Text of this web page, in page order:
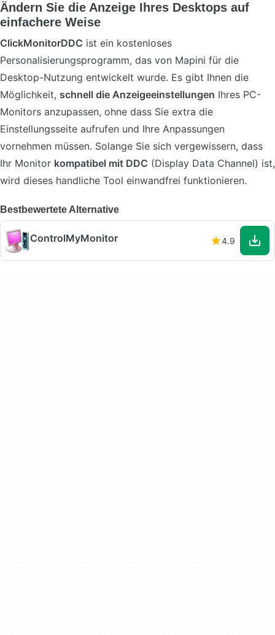
Ändern Sie die Anzeige Ihres Desktops auf
einfachere Weise
ClickMonitorDDC ist ein kostenloses
Personalisierungsprogramm, das von Mapini für die
Desktop-Nutzung entwickelt wurde. Es gibt Ihnen die
Möglichkeit, schnell die Anzeigeeinstellungen Ihres PC-
Monitors anzupassen, ohne dass Sie extra die
Einstellungsseite aufrufen und Ihre Anpassungen
vornehmen müssen. Solange Sie sich vergewissern, dass
Ihr Monitor kompatibel mit DDC (Display Data Channel) ist,
wird dieses handliche Tool einwandfrei funktionieren.
Bestbewertete Alternative
ControlMyMonitor 4.9